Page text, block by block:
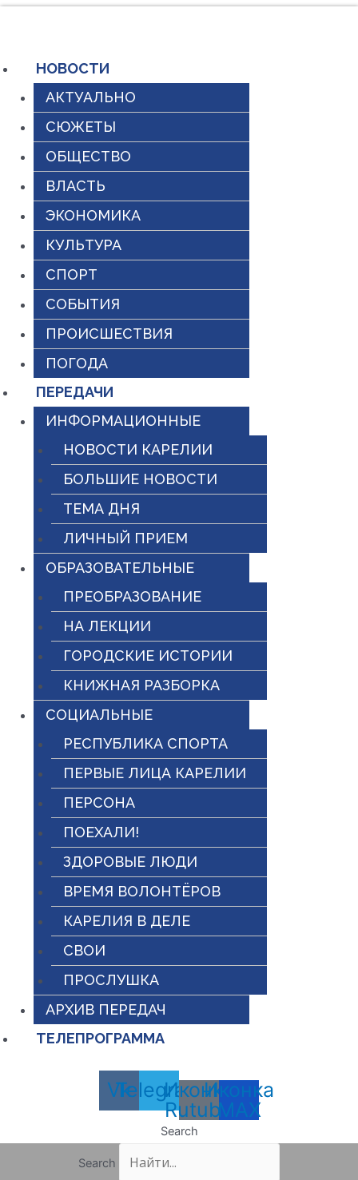
содержимому
НОВОСТИ
АКТУАЛЬНО
СЮЖЕТЫ
ОБЩЕСТВО
ВЛАСТЬ
ЭКОНОМИКА
КУЛЬТУРА
СПОРТ
СОБЫТИЯ
ПРОИСШЕСТВИЯ
ПОГОДА
ПЕРЕДАЧИ
ИНФОРМАЦИОННЫЕ
НОВОСТИ КАРЕЛИИ
БОЛЬШИЕ НОВОСТИ
ТЕМА ДНЯ
ЛИЧНЫЙ ПРИЕМ
ОБРАЗОВАТЕЛЬНЫЕ
ПРЕОБРАЗОВАНИЕ
НА ЛЕКЦИИ
ГОРОДСКИЕ ИСТОРИИ
КНИЖНАЯ РАЗБОРКА
СОЦИАЛЬНЫЕ
РЕСПУБЛИКА СПОРТА
ПЕРВЫЕ ЛИЦА КАРЕЛИИ
ПЕРСОНА
ПОЕХАЛИ!
ЗДОРОВЫЕ ЛЮДИ
ВРЕМЯ ВОЛОНТЁРОВ
КАРЕЛИЯ В ДЕЛЕ
СВОИ
ПРОСЛУШКА
АРХИВ ПЕРЕДАЧ
ТЕЛЕПРОГРАММА
Vk
Telegram
Иконка
Rutube
Иконка
MAX
Search
Search